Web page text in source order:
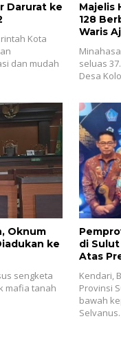
Darurat ke
Kota
dan mudah
Majelis
128
Waris
seluas
Desa
Oknum
ke
sengketa
mafia tanah
di
Atas
Kendari,
Provinsi
bawah